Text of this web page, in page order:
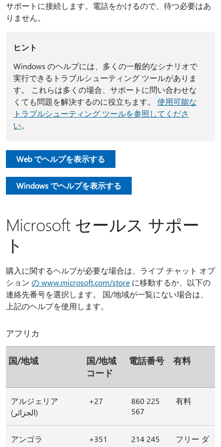
サポートに接続します。電話をかけるので、待つ必要はあ
りません。
ヒント
Windows のヘルプには、多くの一般的なシナリオで
実行できるトラブルシューティング ツールがありま
す。 これらは多くの場合、サポートに問い合わせな
くても問題を解決するのに役立ちます。 使用可能な
トラブルシューティング ツールを参照してくださ
い。
Web でヘルプを表示する
Windows でヘルプを表示する
Microsoft セールス サポー
ト
購入に関するヘルプが必要な場合は、ライブ チャット オプ
ション の www.microsoft.com/store に移動するか、以下の
連絡先番号を選択します。 国/地域が一覧にない場合は、
上記のヘルプを使用します。
アフリカ
国/地域
国/地域
コード
電話番号 有料
アルジェリア
(الجزائر)
+27
860 225
567
有料
アンゴラ +351
214 245
フリー ダ